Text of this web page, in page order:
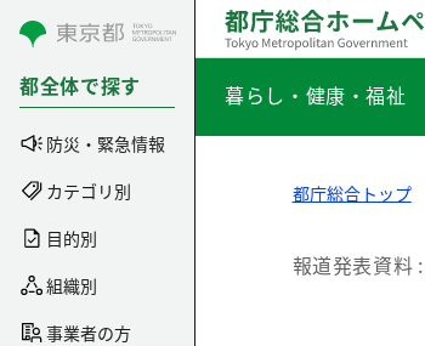
コンテンツにスキップ
都全体で探す
防災・緊急情報
カテゴリ別
目的別
組織別
事業者の方
暮らし・健康・福祉
都庁総合トップ
報道発表資料